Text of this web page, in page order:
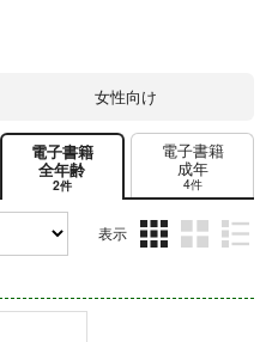
女性向け
電子書籍
全年齢
2件
電子書籍
成年
4件
表示
ム
ム
ム